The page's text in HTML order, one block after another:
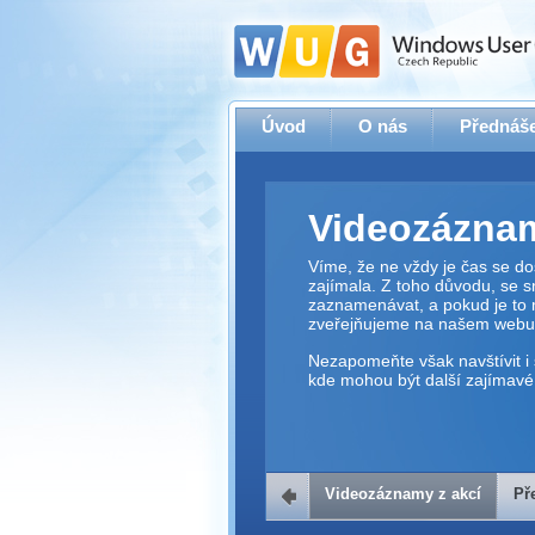
Úvod O nás
Víme, že ne vždy je čas se
zajímala. Z toho důvodu, se
zaznamenávat, a pokud je to
zveřejňujeme na našem webu.
Nezapomeňte však navštívit i
kde mohou být další zajímavé
Přehrávač
Videozáznamy z akcí